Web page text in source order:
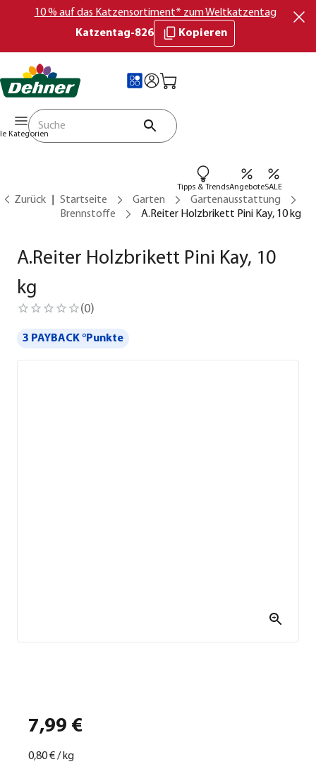
10 % auf das Katzensortiment* zum Weltkatzentag
Katzentag-826
Kopieren
Kategorien
Tipps & TrendsAngeboteSALE
Zurück Startseite Garten
Gartenausstattung
Brennstoffe
A.Reiter Holzbrikett Pini Kay, 10 kg
A.Reiter Holzbrikett Pini Kay, 10
kg
(0)
3 PAYBACK °Punkte
7,99 €
0,80 €/ kg